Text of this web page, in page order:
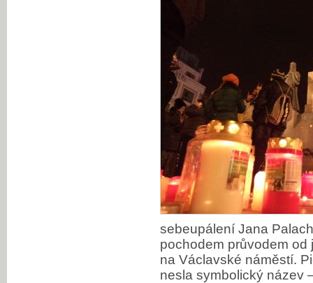
sebeupálení Jana
pochodem průvodem
na Václavské náměstí.
nesla symbolický název